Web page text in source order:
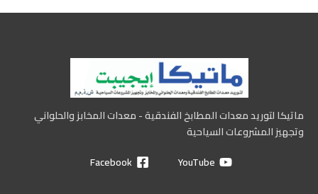
ماتيكا لتوريد معدات المطابخ الفندقية - معدات المخابز والحلواني
وتجهيز المشروعات السياحية
YouTube
Facebook